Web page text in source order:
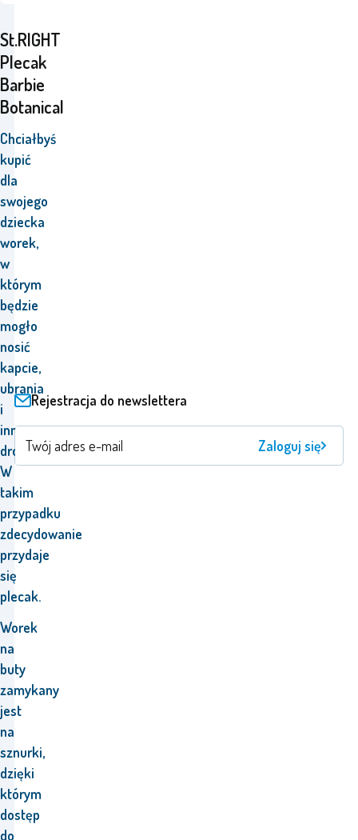
St.RIGHT
Plecak
Barbie
Botanical
Chciałbyś
kupić
dla
swojego
dziecka
worek,
w
którym
będzie
mogło
nosić
kapcie,
ubrania
i
inne
drobiazgi?
W
takim
przypadku
zdecydowanie
przydaje
się
plecak.
Worek
na
buty
zamykany
jest
na
sznurki,
dzięki
którym
dostęp
do
Rejestracja do newslettera
Zaloguj się